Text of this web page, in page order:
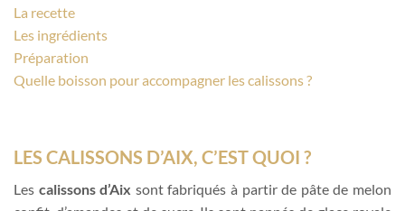
La recette
Les ingrédients
Préparation
Quelle boisson pour accompagner les calissons ?
LES CALISSONS D’AIX, C’EST QUOI ?
Les calissons d’Aix sont fabriqués à partir de pâte de melon